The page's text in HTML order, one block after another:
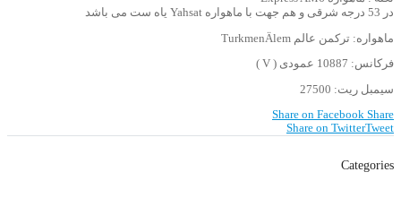
در 53 درجه شرقی و هم جهت با ماهواره Yahsat یاه ست می باشد
ماهواره: ترکمن عالم TurkmenÄlem
فرکانس: 10887 عمودی ( V )
سیمبل ریت: 27500
Share on Facebook Share
Share on TwitterTweet
Categories